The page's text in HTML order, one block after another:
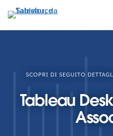
Passa
contenuto
SCOPRI DI SEGUITO
Tableau